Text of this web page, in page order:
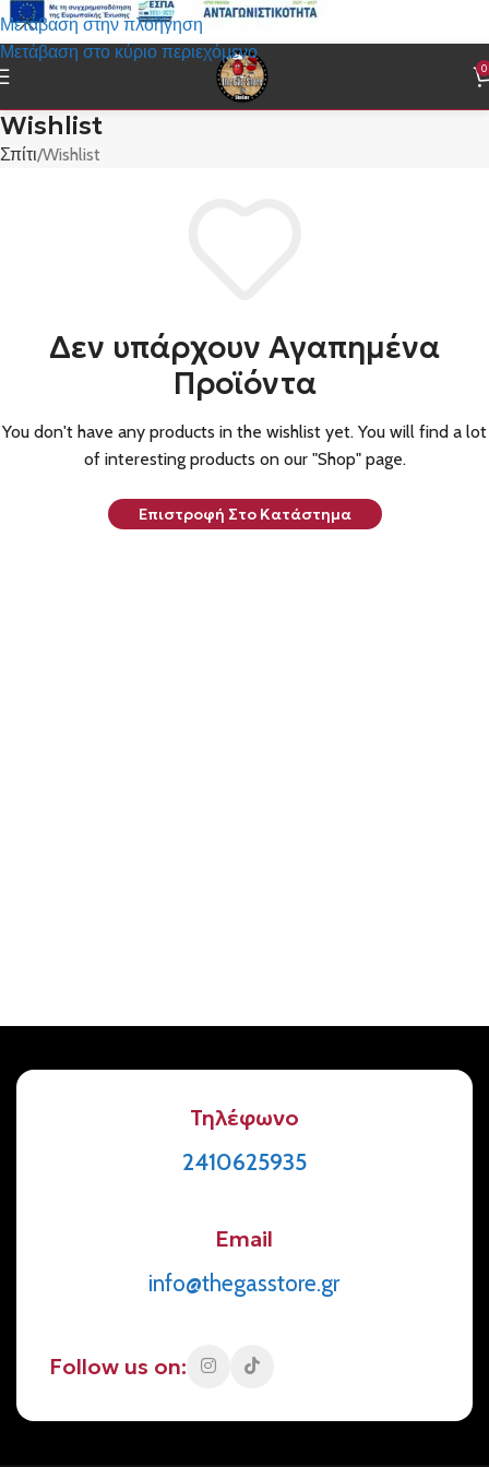
Μετάβαση στην πλοήγηση
Μετάβαση στο κύριο περιεχόμενο
0
Wishlist
Σπίτι Wishlist
Δεν υπάρχουν Αγαπημένα
Προϊόντα
You don't have any products in the wishlist yet. You will find a lot
of interesting products on our "Shop" page.
Επιστροφή Στο Κατάστημα
Τηλέφωνο
2410625935
Email
info@thegasstore.gr
Follow us on: